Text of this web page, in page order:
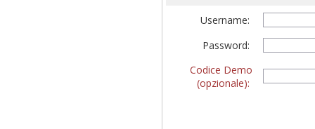
Username:
Password:
Codice Demo
(opzionale):